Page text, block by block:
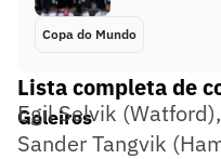
Copa do Mundo
Lista completa de
Goleiros
Egil Selvik
Sander Tangvik